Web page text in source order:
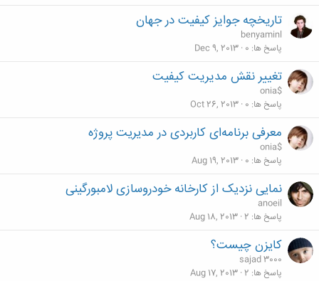
تاريخچه جوايز كيفيت در جهان
benyaminl
پاسخ ها 0
Dec 9, 2013
تغییر نقش مديريت كيفيت
onia$
پاسخ ها 0
Oct 26, 2013
معرفی برنامه‌ای کاربردی در مدیریت پروژه
onia$
پاسخ ها 0
Aug 19, 2013
نمایی نزدیک از کارخانه خودروسازی لامبورگینی
anoeil
پاسخ ها 2
Aug 18, 2013
کایزن چیست؟
sajad 3000
پاسخ ها 2
Aug 17, 2013